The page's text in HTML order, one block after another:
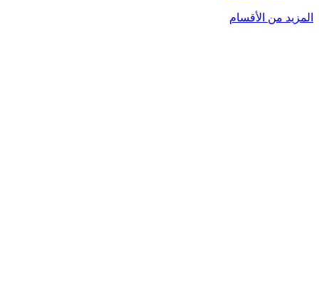
المزيد من الأقسام